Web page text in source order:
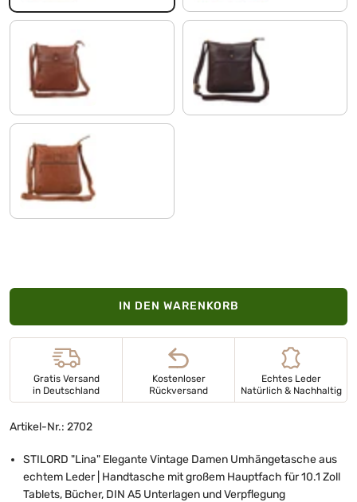
antik - braun schokoladen - braun
cognac - braun
IN DEN WARENKORB
Gratis Versand
in Deutschland
Kostenloser
Rückversand
Echtes Leder
Natürlich & Nachhaltig
Artikel-Nr.: 2702
STILORD "Lina" Elegante Vintage Damen Umhängetasche aus
echtem Leder | Handtasche mit großem Hauptfach für 10.1 Zoll
Tablets, Bücher, DIN A5 Unterlagen und Verpflegung